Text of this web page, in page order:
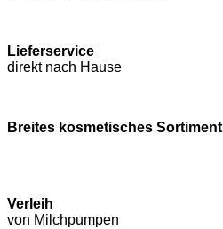
Lieferservice
direkt nach Hause
Breites kosmetisches Sortiment
Verleih
von Milchpumpen